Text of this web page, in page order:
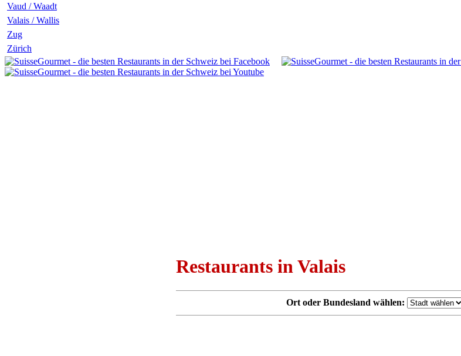
Vaud / Waadt
Valais / Wallis
Zug
Zürich
Restaurants in Valais
Ort oder Bundesland wählen: